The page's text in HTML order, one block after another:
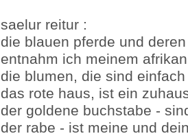
saelur reitur :
die blauen pferde und
entnahm ich meinem
die blumen, die sind
das rote haus, ist ein
der goldene buchstabe -
der rabe - ist meine und